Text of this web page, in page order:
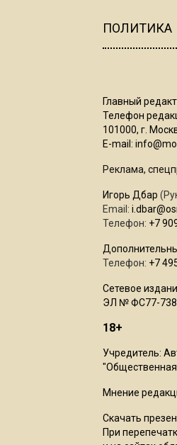
ПОЛИТИКА
Главный
Телефон
101000, г.
E-mail:
Реклама,
Игорь Дбар
Email:
Телефон: +7
Телефон: +7
Сетевое
ЭЛ № ФС77-
18+
Учредитель:
"Общественная
Мнение
Скачать
При